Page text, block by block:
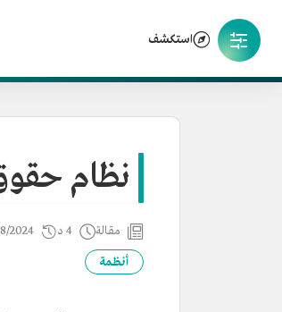
استكشف
نظام
مقالة 4 د 2024
أنظمة